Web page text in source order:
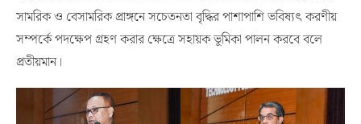
সামরিক ও বেসামরিক প্রাঙ্গনে সচেতনতা বৃদ্ধির পাশাপাশি ভবিষ্যৎ করণীয়
সম্পর্কে পদক্ষেপ গ্রহণ করার ক্ষেত্রে সহায়ক ভূমিকা পালন করবে বলে
প্রতীয়মান।